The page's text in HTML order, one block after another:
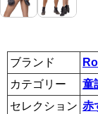
ブランド
カテゴリー
童
セレクション 赤